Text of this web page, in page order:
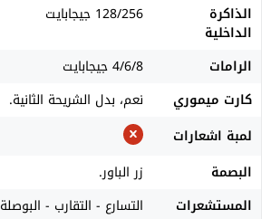
الذاكرة
الداخلية
128/256 جيجابايت
الرامات
4/6/8 جيجابايت
كارت ميموري
نعم، بدل الشريحة الثانية.
لمبة اشعارات
البصمة
زر الباور.
المستشعرات
التسارع - التقارب - البوصلة